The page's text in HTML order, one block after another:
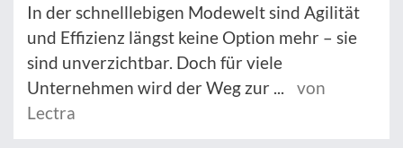
In der schnelllebigen Modewelt sind Agilität
und Effizienz längst keine Option mehr – sie
sind unverzichtbar. Doch für viele
Unternehmen wird der Weg zur ...
von
Lectra